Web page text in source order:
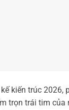
kiến trúc 2026,
trọn trái tim của